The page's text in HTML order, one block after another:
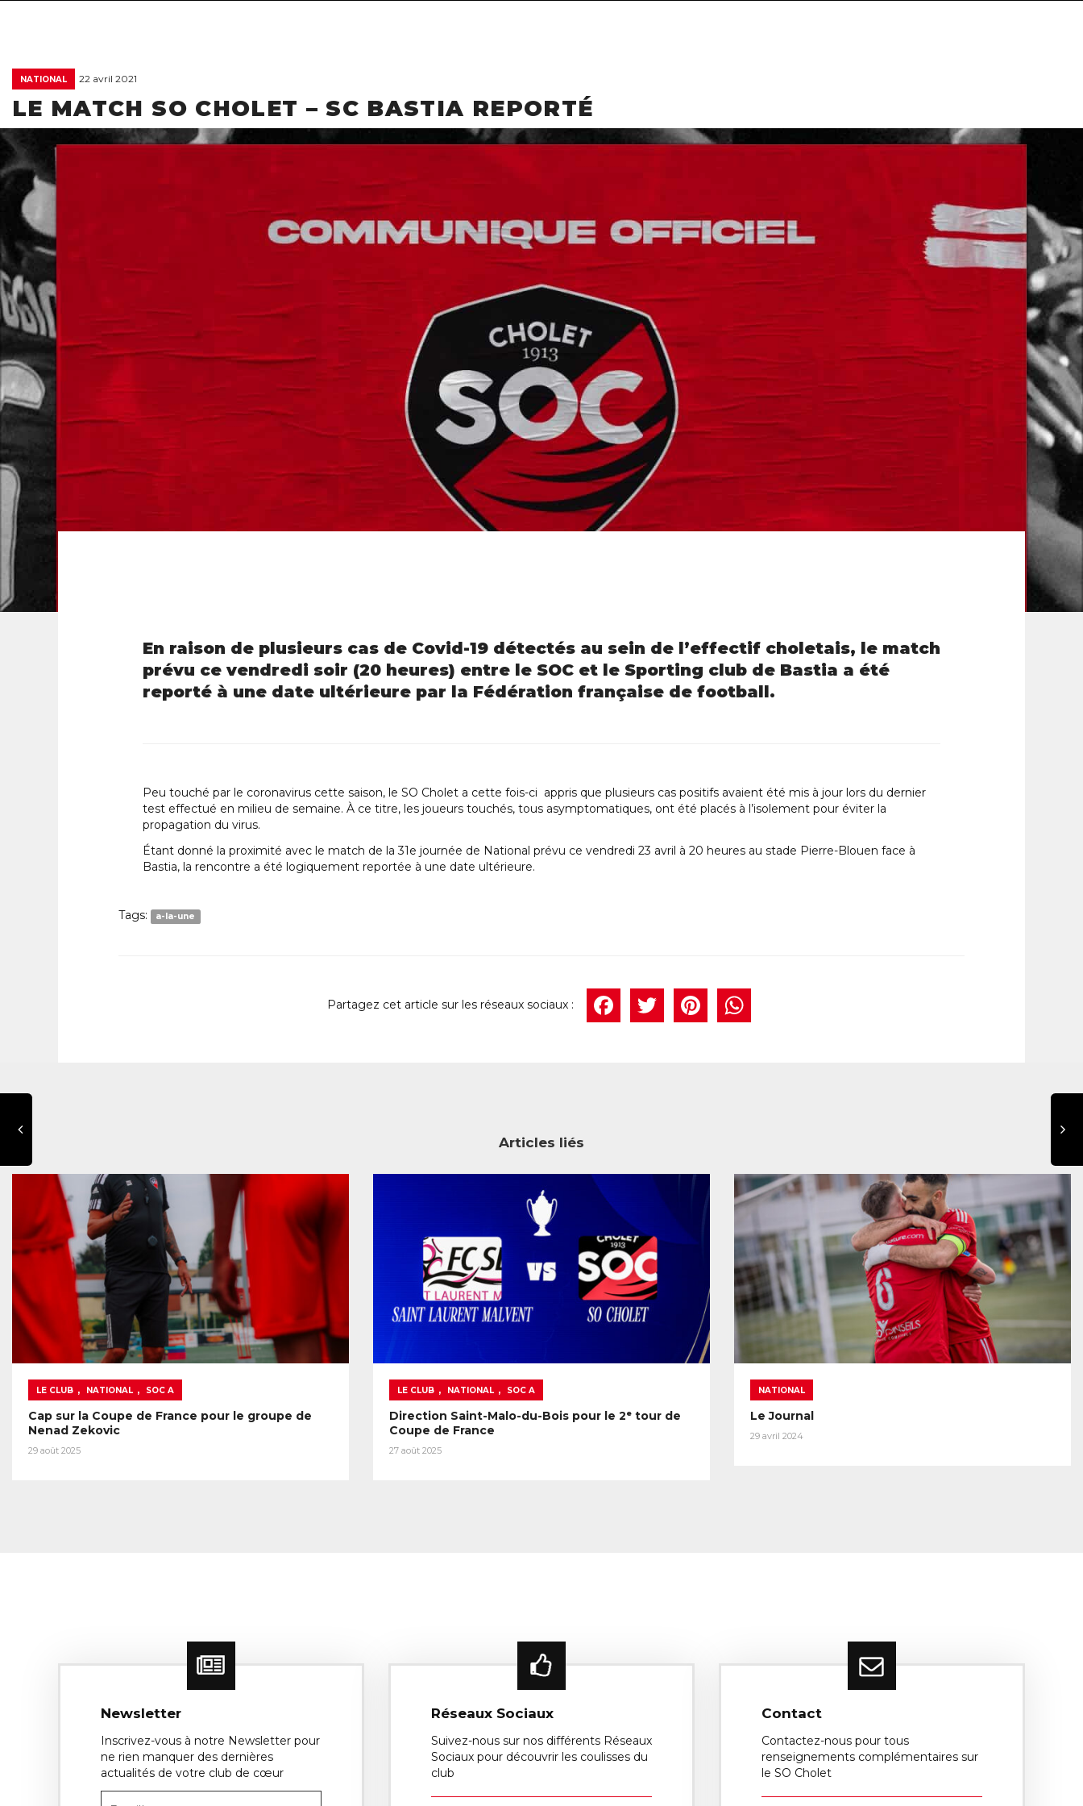
NATIONAL 22 avril 2021
LE MATCH SO CHOLET – SC BASTIA REPORTÉ
En raison de plusieurs cas de Covid-19 détectés au sein de l’effectif choletais, le match
prévu ce vendredi soir (20 heures) entre le SOC et le Sporting club de Bastia a été
reporté à une date ultérieure par la Fédération française de football.
Peu touché par le coronavirus cette saison, le SO Cholet a cette fois-ci appris que plusieurs cas positifs avaient été mis à jour lors du dernier
test effectué en milieu de semaine. À ce titre, les joueurs touchés, tous asymptomatiques, ont été placés à l’isolement pour éviter la
propagation du virus.
Étant donné la proximité avec le match de la 31e journée de National prévu ce vendredi 23 avril à 20 heures au stade Pierre-Blouen face à
Bastia, la rencontre a été logiquement reportée à une date ultérieure.
Tags: a-la-une
Facebook
TwitterPinterest
Articles liés
LE CLUB , NATIONAL , SOC A
Cap sur la Coupe de France pour le groupe de
Nenad Zekovic
29 août 2025
LE CLUB , NATIONAL , SOC A
Direction Saint-Malo-du-Bois pour le 2ᵉ tour de
Coupe de France
27 août 2025
NATIONAL
Le Journal
29 avril 2024
Newsletter
Inscrivez-vous à notre Newsletter pour
ne rien manquer des dernières
actualités de votre club de cœur
Réseaux Sociaux
Suivez-nous sur nos différents Réseaux
Sociaux pour découvrir les coulisses du
club
Contact
Contactez-nous pour tous
renseignements complémentaires sur
le SO Cholet